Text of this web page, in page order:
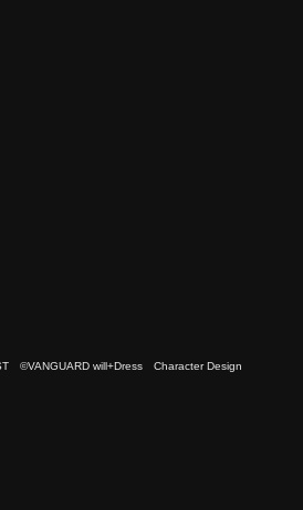
©VANGUARD will+Dress Character Design